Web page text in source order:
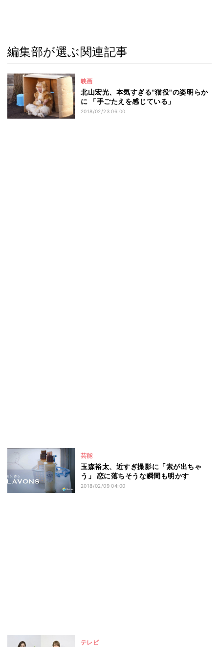
編集部が選ぶ関連記事
映画
北山宏光、本気すぎる"猫役"の姿明らか
に 「手ごたえを感じている」
2018/02/23 06:00
芸能
玉森裕太、近すぎ撮影に「素が出ちゃ
う」 恋に落ちそうな瞬間も明かす
2018/02/09 04:00
テレビ